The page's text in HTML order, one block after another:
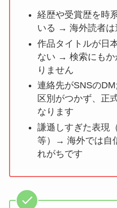
経歴や受賞歴を時
いる → 海外読者は
作品タイトルが日
ない → 検索にもか
りません
連絡先がSNSの
区別がつかず、正
なります
謙遜しすぎた表現
等）→ 海外では自
れがちです